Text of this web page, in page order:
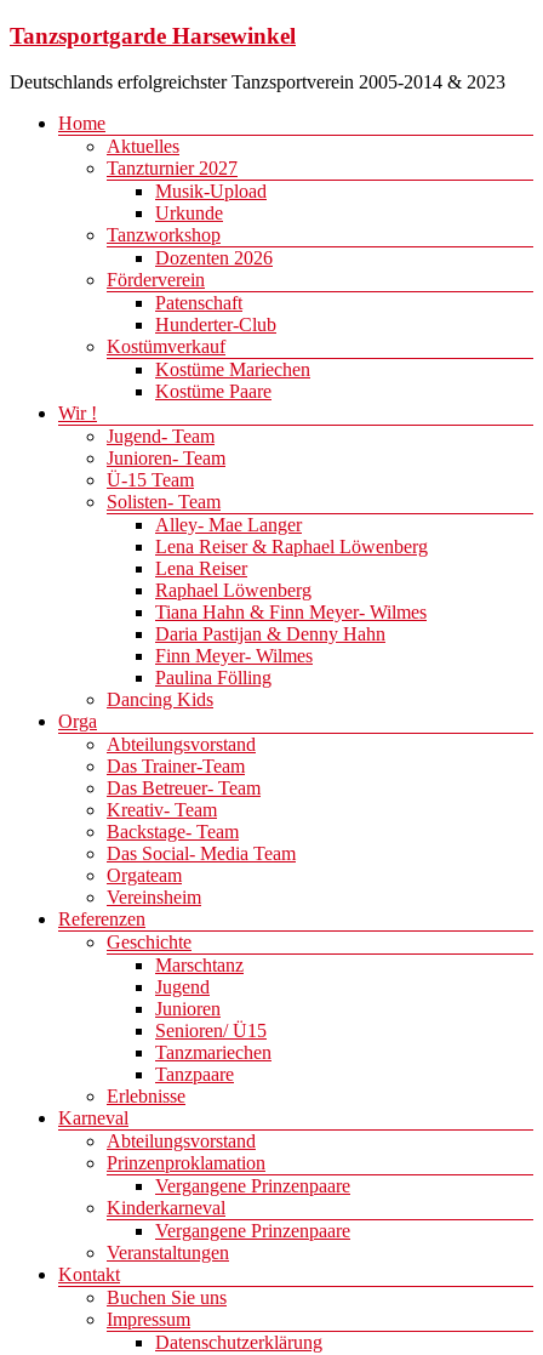
Zum
springen
Tanzsportgarde Harsewinkel
Deutschlands erfolgreichster Tanzsportverein 2005-2014 & 2023
Menü
Home
Aktuelles
Tanzturnier 2027
Musik-Upload
Urkunde
Tanzworkshop
Dozenten 2026
Förderverein
Patenschaft
Hunderter-Club
Kostümverkauf
Kostüme Mariechen
Kostüme Paare
Wir !
Jugend- Team
Junioren- Team
Ü-15 Team
Solisten- Team
Alley- Mae Langer
Lena Reiser & Raphael Löwenberg
Lena Reiser
Raphael Löwenberg
Tiana Hahn & Finn Meyer- Wilmes
Daria Pastijan & Denny Hahn
Finn Meyer- Wilmes
Paulina Fölling
Dancing Kids
Orga
Abteilungsvorstand
Das Trainer-Team
Das Betreuer- Team
Kreativ- Team
Backstage- Team
Das Social- Media Team
Orgateam
Vereinsheim
Referenzen
Geschichte
Marschtanz
Jugend
Junioren
Senioren/ Ü15
Tanzmariechen
Tanzpaare
Erlebnisse
Karneval
Abteilungsvorstand
Prinzenproklamation
Vergangene Prinzenpaare
Kinderkarneval
Vergangene Prinzenpaare
Veranstaltungen
Kontakt
Buchen Sie uns
Impressum
Datenschutzerklärung